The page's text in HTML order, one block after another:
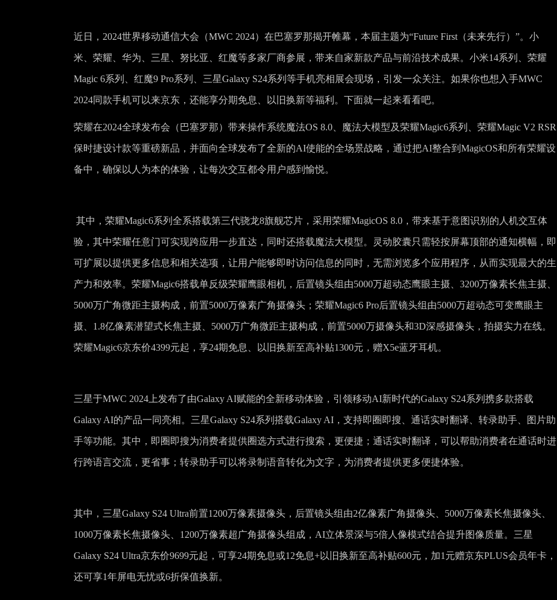
近日，2024世界移动通信大会（MWC 2024）在巴塞罗那揭开帷幕，本届主题为“Future First（未来先行）”。小
米、荣耀、华为、三星、努比亚、红魔等多家厂商参展，带来自家新款产品与前沿技术成果。小米14系列、荣耀
Magic 6系列、红魔9 Pro系列、三星Galaxy S24系列等手机亮相展会现场，引发一众关注。如果你也想入手MWC
2024同款手机可以来京东，还能享分期免息、以旧换新等福利。下面就一起来看看吧。
荣耀在2024全球发布会（巴塞罗那）带来操作系统魔法OS 8.0、魔法大模型及荣耀Magic6系列、荣耀Magic V2 RSR
保时捷设计款等重磅新品，并面向全球发布了全新的AI使能的全场景战略，通过把AI整合到MagicOS和所有荣耀设
备中，确保以人为本的体验，让每次交互都令用户感到愉悦。
其中，荣耀Magic6系列全系搭载第三代骁龙8旗舰芯片，采用荣耀MagicOS 8.0，带来基于意图识别的人机交互体
验，其中荣耀任意门可实现跨应用一步直达，同时还搭载魔法大模型。灵动胶囊只需轻按屏幕顶部的通知横幅，即
可扩展以提供更多信息和相关选项，让用户能够即时访问信息的同时，无需浏览多个应用程序，从而实现最大的生
产力和效率。荣耀Magic6搭载单反级荣耀鹰眼相机，后置镜头组由5000万超动态鹰眼主摄、3200万像素长焦主摄、
5000万广角微距主摄构成，前置5000万像素广角摄像头；荣耀Magic6 Pro后置镜头组由5000万超动态可变鹰眼主
摄、1.8亿像素潜望式长焦主摄、5000万广角微距主摄构成，前置5000万摄像头和3D深感摄像头，拍摄实力在线。
荣耀Magic6京东价4399元起，享24期免息、以旧换新至高补贴1300元，赠X5e蓝牙耳机。
三星于MWC 2024上发布了由Galaxy AI赋能的全新移动体验，引领移动AI新时代的Galaxy S24系列携多款搭载
Galaxy AI的产品一同亮相。三星Galaxy S24系列搭载Galaxy AI，支持即圈即搜、通话实时翻译、转录助手、图片助
手等功能。其中，即圈即搜为消费者提供圈选方式进行搜索，更便捷；通话实时翻译，可以帮助消费者在通话时进
行跨语言交流，更省事；转录助手可以将录制语音转化为文字，为消费者提供更多便捷体验。
其中，三星Galaxy S24 Ultra前置1200万像素摄像头，后置镜头组由2亿像素广角摄像头、5000万像素长焦摄像头、
1000万像素长焦摄像头、1200万像素超广角摄像头组成，AI立体景深与5倍人像模式结合提升图像质量。三星
Galaxy S24 Ultra京东价9699元起，可享24期免息或12免息+以旧换新至高补贴600元，加1元赠京东PLUS会员年卡，
还可享1年屏电无忧或6折保值换新。